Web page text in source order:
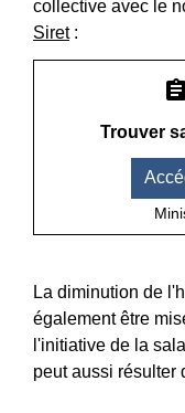
collective avec le
Siret:
assignment
Trouver
La diminution de
également être
l'initiative de la
peut aussi résulter